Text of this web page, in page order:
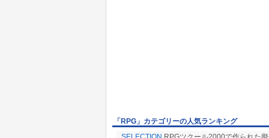
「RPG」カテゴリーの人気ランキング